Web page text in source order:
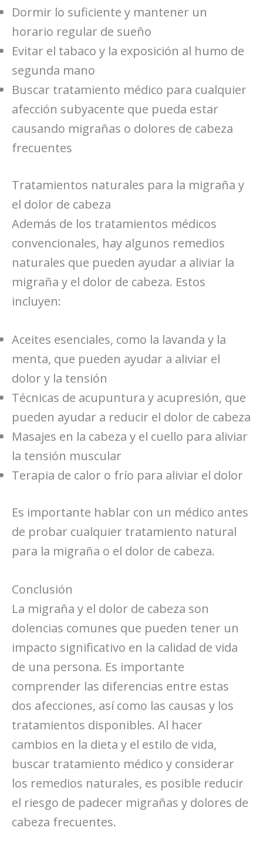
Dormir lo suficiente y mantener un
horario regular de sueño
Evitar el tabaco y la exposición al humo de
segunda mano
Buscar tratamiento médico para cualquier
afección subyacente que pueda estar
causando migrañas o dolores de cabeza
frecuentes
Tratamientos naturales para la migraña y
el dolor de cabeza
Además de los tratamientos médicos
convencionales, hay algunos remedios
naturales que pueden ayudar a aliviar la
migraña y el dolor de cabeza. Estos
incluyen:
Aceites esenciales, como la lavanda y la
menta, que pueden ayudar a aliviar el
dolor y la tensión
Técnicas de acupuntura y acupresión, que
pueden ayudar a reducir el dolor de cabeza
Masajes en la cabeza y el cuello para aliviar
la tensión muscular
Terapia de calor o frío para aliviar el dolor
Es importante hablar con un médico antes
de probar cualquier tratamiento natural
para la migraña o el dolor de cabeza.
Conclusión
La migraña y el dolor de cabeza son
dolencias comunes que pueden tener un
impacto significativo en la calidad de vida
de una persona. Es importante
comprender las diferencias entre estas
dos afecciones, así como las causas y los
tratamientos disponibles. Al hacer
cambios en la dieta y el estilo de vida,
buscar tratamiento médico y considerar
los remedios naturales, es posible reducir
el riesgo de padecer migrañas y dolores de
cabeza frecuentes.